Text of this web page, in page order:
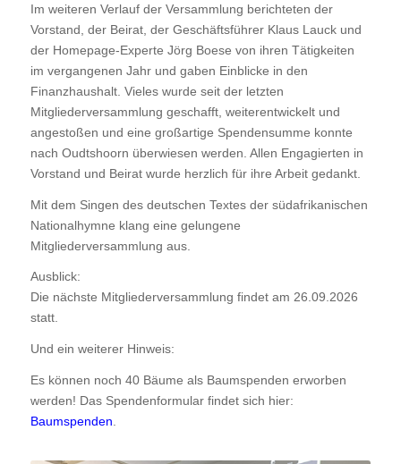
Im weiteren Verlauf der Versammlung berichteten der
Vorstand, der Beirat, der Geschäftsführer Klaus Lauck und
der Homepage-Experte Jörg Boese von ihren Tätigkeiten
im vergangenen Jahr und gaben Einblicke in den
Finanzhaushalt. Vieles wurde seit der letzten
Mitgliederversammlung geschafft, weiterentwickelt und
angestoßen und eine großartige Spendensumme konnte
nach Oudtshoorn überwiesen werden. Allen Engagierten in
Vorstand und Beirat wurde herzlich für ihre Arbeit gedankt.
Mit dem Singen des deutschen Textes der südafrikanischen
Nationalhymne klang eine gelungene
Mitgliederversammlung aus.
Ausblick:
Die nächste Mitgliederversammlung findet am 26.09.2026
statt.
Und ein weiterer Hinweis:
Es können noch 40 Bäume als Baumspenden erworben
werden! Das Spendenformular findet sich hier:
Baumspenden.